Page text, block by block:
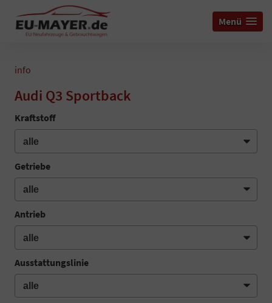
Menü
info
Audi Q3 Sportback
Kraftstoff
Getriebe
Antrieb
Ausstattungslinie